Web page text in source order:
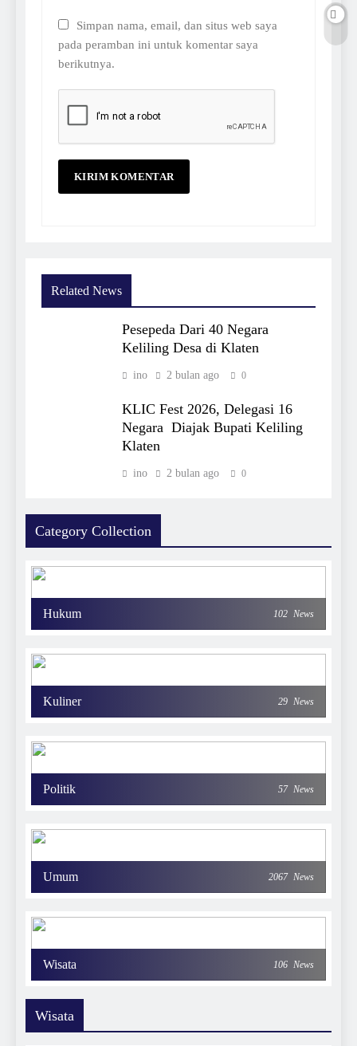
Simpan nama, email, dan situs web saya
pada peramban ini untuk komentar saya
berikutnya.
Related News
Pesepeda Dari 40 Negara
Keliling Desa di Klaten
ino 2 bulan ago 0
KLIC Fest 2026, Delegasi 16
Negara Diajak Bupati Keliling
Klaten
ino 2 bulan ago 0
Category Collection
Hukum 102 News
Kuliner 29 News
Politik 57 News
Umum 2067 News
Wisata 106 News
Wisata